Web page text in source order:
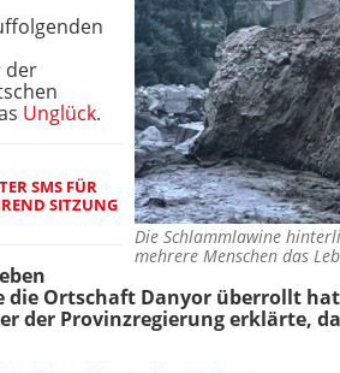
Die Schlammlawine
mehrere Menschen das
der
Unglück.
SMS FÜR
SITZUNG
die Ortschaft Danyor überrollt
der Provinzregierung erklärte,